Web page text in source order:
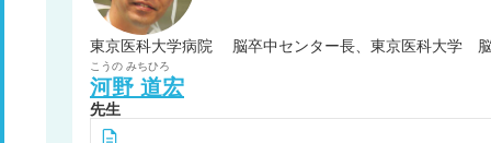
東京医科大学病院 脳卒中センター長、東京医科大学
こうの みちひろ
河野 道宏
先生